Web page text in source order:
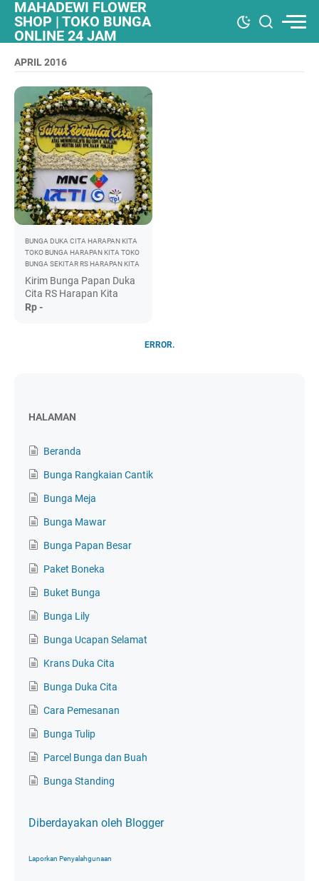
MAHADEWI FLOWER
SHOP | TOKO BUNGA
ONLINE 24 JAM
APRIL 2016
BUNGA DUKA CITA HARAPAN KITA
TOKO BUNGA HARAPAN KITA TOKO
BUNGA SEKITAR RS HARAPAN KITA
Kirim Bunga Papan Duka
Cita RS Harapan Kita
Rp -
ERROR.
HALAMAN
Beranda
Bunga Rangkaian Cantik
Bunga Meja
Bunga Mawar
Bunga Papan Besar
Paket Boneka
Buket Bunga
Bunga Lily
Bunga Ucapan Selamat
Krans Duka Cita
Bunga Duka Cita
Cara Pemesanan
Bunga Tulip
Parcel Bunga dan Buah
Bunga Standing
Diberdayakan oleh Blogger
Laporkan Penyalahgunaan